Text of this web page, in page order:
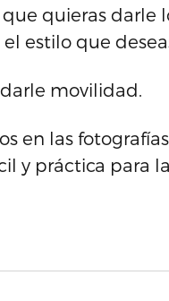
quieras darle
estilo que
movilidad.
en las
y práctica para